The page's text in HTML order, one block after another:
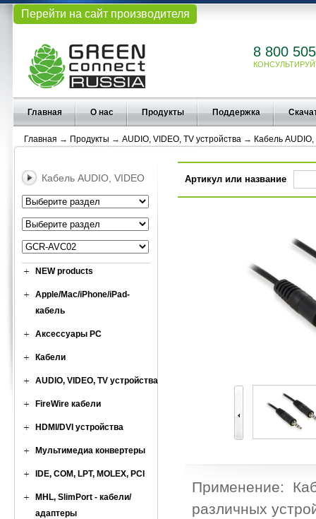
Перейти на сайт производителя
8 800
Главная О нас Продукты Поддержка
Главная → Продукты → AUDIO, VIDEO, TV устройства → Кабель AUDIO,
Кабель AUDIO, VIDEO
NEW products
Apple/Mac/iPhone/iPad-
кабель
Аксессуары PC
Кабели
AUDIO, VIDEO, TV устройства
FireWire кабели
HDMI/DVI устройства
Мультимедиа конвертеры
IDE, COM, LPT, MOLEX, PCI
MHL, SlimPort - кабели/
адаптеры
Артикул или название
Применение:
различных